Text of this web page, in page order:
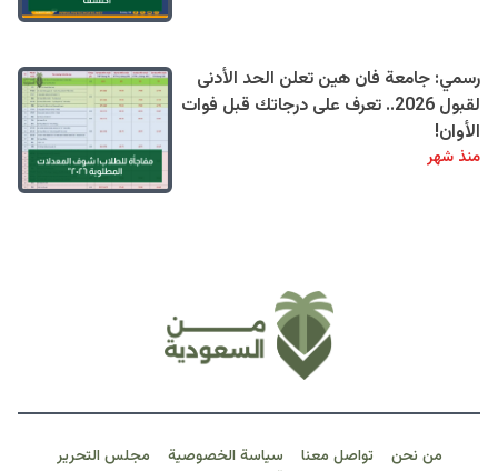
رسمي: جامعة فان هين تعلن الحد الأدنى
لقبول 2026.. تعرف على درجاتك قبل فوات
الأوان!
منذ شهر
من نحن تواصل معنا سياسة الخصوصية
مجلس التحرير